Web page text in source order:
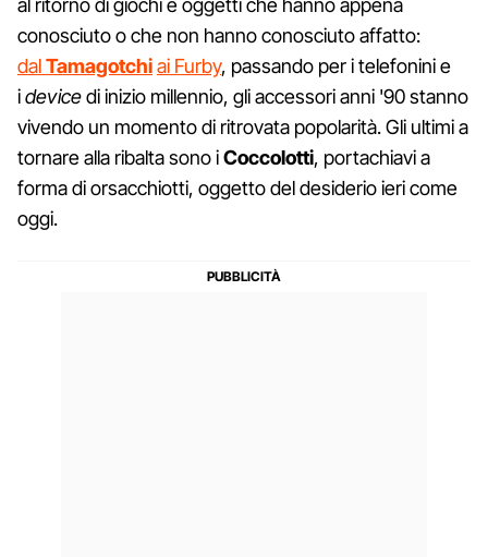
al ritorno di giochi e oggetti che hanno appena
conosciuto o che non hanno conosciuto affatto:
dalTamagotchiai Furby, passando per i telefonini e
idevicedi inizio millennio, gli accessori anni '90 stanno
vivendo un momento di ritrovata popolarità. Gli ultimi a
tornare alla ribalta sono iCoccolotti, portachiavi a
forma di orsacchiotti, oggetto del desiderio ieri come
oggi.